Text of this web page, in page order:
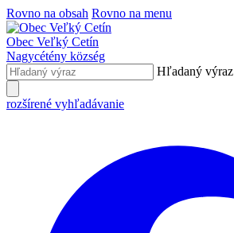
Rovno na obsah Rovno na menu
Obec Veľký Cetín
Nagycétény község
Hľadaný výraz
rozšírené vyhľadávanie